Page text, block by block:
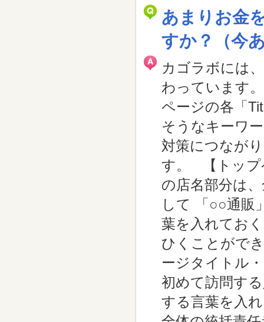
あまりお金
すか？（今
カゴラボには
わっています
ページの各「
そうなキーワ
対策につなが
す。 【トップ
の店名部分は
して 「○○通販
葉を入れてお
ひくことがで
ージタイトル
初めて訪問す
する言葉を入